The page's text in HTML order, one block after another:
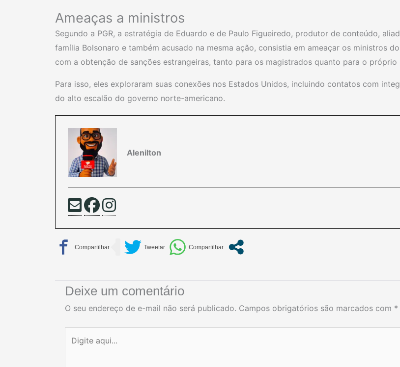
Ameaças a ministros
Segundo a PGR, a estratégia de Eduardo e de Paulo Figueiredo, produtor de conteúdo,
família Bolsonaro e também acusado na mesma ação, consistia em ameaçar os ministros
com a obtenção de sanções estrangeiras, tanto para os magistrados quanto para o próprio
Para isso, eles exploraram suas conexões nos Estados Unidos, incluindo contatos com
do alto escalão do governo norte-americano.
Alenilton
Deixe um comentário
O seu endereço de e-mail não será publicado. Campos obrigatórios são marcados com *
aqui...